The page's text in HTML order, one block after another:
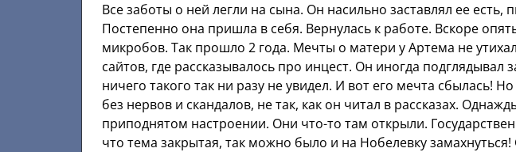
Все заботы о ней легли на сына. Он насильно заставлял ее есть,
Постепенно она пришла в себя. Вернулась к работе. Вскоре
микробов. Так прошло 2 года. Мечты о матери у Артема не
сайтов, где рассказывалось про инцест. Он иногда подглядывал
ничего такого так ни разу не увидел. И вот его мечта сбылась!
без нервов и скандалов, не так, как он читал в рассказах.
приподнятом настроении. Они что-то там открыли.
что тема закрытая, так можно было и на Нобелевку